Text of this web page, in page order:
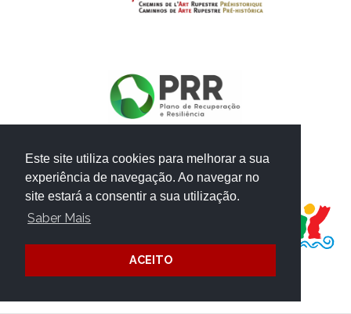
Este site utiliza cookies para melhorar a sua
experiência de navegação. Ao navegar no
site estará a consentir a sua utilização.
Saber Mais
ACEITO
PROJECTO FINANCIADO POR: